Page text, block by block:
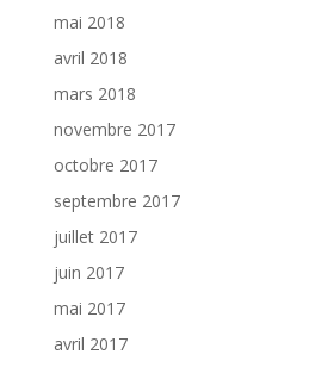
mai 2018
avril 2018
mars 2018
novembre 2017
octobre 2017
septembre 2017
juillet 2017
juin 2017
mai 2017
avril 2017